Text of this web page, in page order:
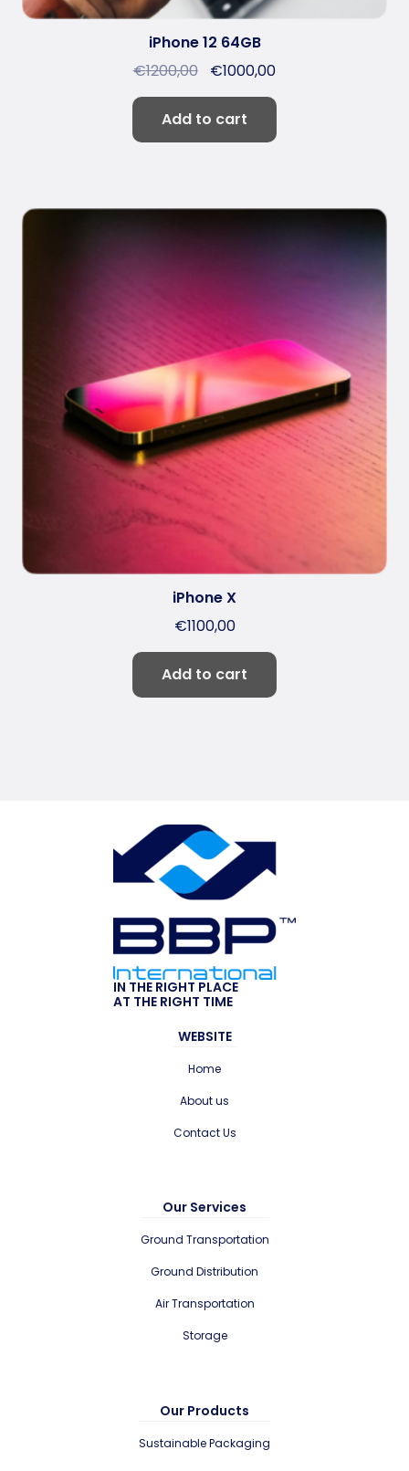
iPhone 12 64GB
€1200,00 €1000,00
Add to cart
iPhone X
€1100,00
Add to cart
IN THE RIGHT PLACE
AT THE RIGHT TIME
WEBSITE
Home
About us
Contact Us
Our Services
Ground Transportation
Ground Distribution
Air Transportation
Storage
Our Products
Sustainable Packaging